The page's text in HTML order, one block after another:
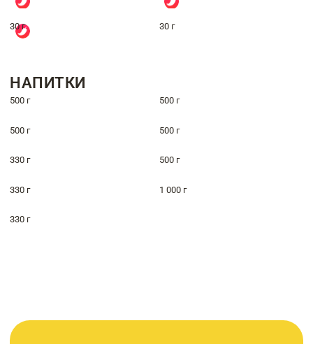
30 г 30 г
НАПИТКИ
500 г 500 г
500 г 500 г
330 г 500 г
330 г 1 000 г
330 г